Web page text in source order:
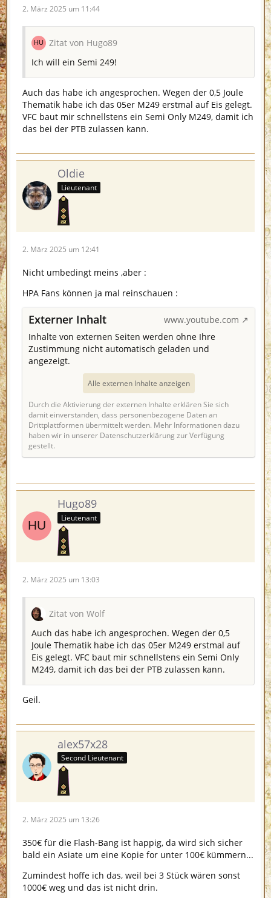
2. März 2025 um 11:44
Zitat von Hugo89
Ich will ein Semi 249!
Auch das habe ich angesprochen. Wegen der 0,5 Joule
Thematik habe ich das 05er M249 erstmal auf Eis gelegt.
VFC baut mir schnellstens ein Semi Only M249, damit ich
das bei der PTB zulassen kann.
Oldie
Lieutenant
2. März 2025 um 12:41
Nicht umbedingt meins ,aber :
HPA Fans können ja mal reinschauen :
Externer Inhalt
www.youtube.com
Inhalte von externen Seiten werden ohne Ihre
Zustimmung nicht automatisch geladen und
angezeigt.
Alle externen Inhalte anzeigen
Durch die Aktivierung der externen Inhalte erklären Sie sich
damit einverstanden, dass personenbezogene Daten an
Drittplattformen übermittelt werden. Mehr Informationen dazu
haben wir in unserer Datenschutzerklärung zur Verfügung
gestellt.
Hugo89
Lieutenant
2. März 2025 um 13:03
Zitat von Wolf
Auch das habe ich angesprochen. Wegen der 0,5
Joule Thematik habe ich das 05er M249 erstmal auf
Eis gelegt. VFC baut mir schnellstens ein Semi Only
M249, damit ich das bei der PTB zulassen kann.
Geil.
alex57x28
Second Lieutenant
2. März 2025 um 13:26
350€ für die Flash-Bang ist happig, da wird sich sicher
bald ein Asiate um eine Kopie for unter 100€ kümmern...
Zumindest hoffe ich das, weil bei 3 Stück wären sonst
1000€ weg und das ist nicht drin.